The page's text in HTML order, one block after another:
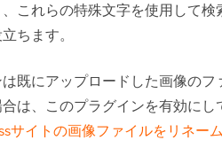
これらの特殊文字を使用して
ちます。
既にアップロードした画像の
は、このプラグインを有効に
サイトの画像ファイルをリネー